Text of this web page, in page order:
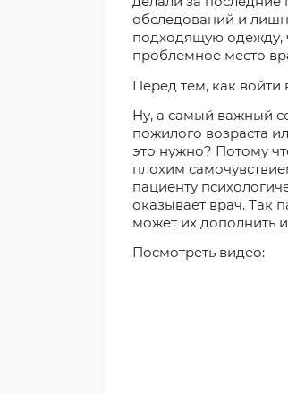
обследований и
подходящую одежду,
проблемное место
Перед тем, как войти
Ну, а самый важный
пожилого возраста
это нужно? Потому
плохим
пациенту
оказывает врач. Так
может их дополнить
Посмотреть видео: